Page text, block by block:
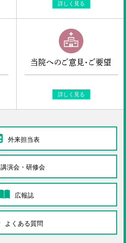
詳しく見る
当院へのご意見・ご要望
詳しく見る
外来担当表
講演会・研修会
広報誌
よくある質問